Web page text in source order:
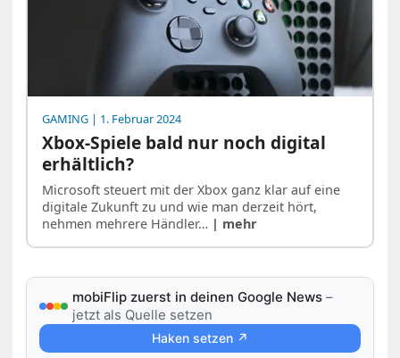
GAMING | 1. Februar 2024
Xbox-Spiele bald nur noch digital
erhältlich?
Microsoft steuert mit der Xbox ganz klar auf eine
digitale Zukunft zu und wie man derzeit hört,
nehmen mehrere Händler… | mehr
mobiFlip zuerst in deinen Google News –
jetzt als Quelle setzen
Haken setzen ↗